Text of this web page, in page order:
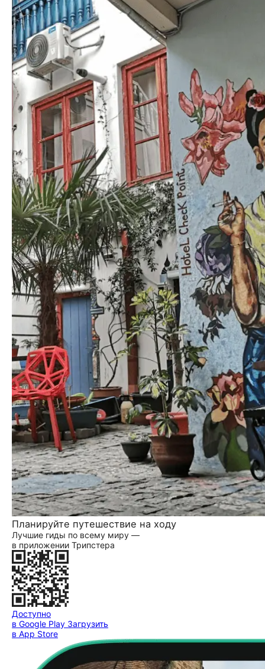
Планируйте путешествие на ходу
Лучшие гиды по всему миру —
в приложении Трипстера
Доступно
в Google Play Загрузить
в App Store